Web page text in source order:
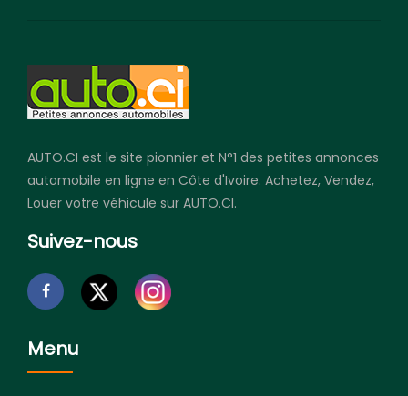
AUTO.CI est le site pionnier et N°1 des petites annonces
automobile en ligne en Côte d'Ivoire. Achetez, Vendez,
Louer votre véhicule sur AUTO.CI.
Suivez-nous
Menu